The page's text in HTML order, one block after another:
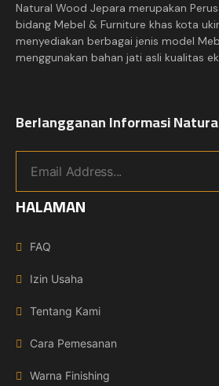
Natural Wood Jepara merupakan
bidang Mebel & Furniture khas kota
menyediakan berbagai jenis model
menggunakan bahan jati asli kualitas
Berlangganan Informasi
HALAMAN
FAQ
Izin Usaha
Tentang Kami
Cara Pemesanan
Warna Finishing